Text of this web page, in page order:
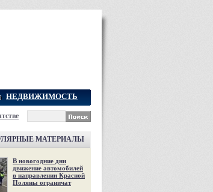
НЕДВИЖИМОСТЬ
МАТЕРИАЛЫ
В новогодние дни
движение автомобилей
в направлении Красной
Поляны ограничат